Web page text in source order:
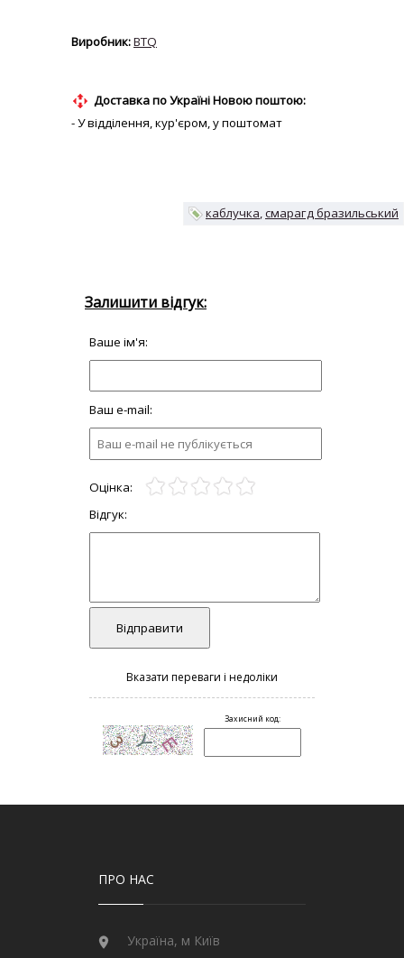
BTQ
Доставка по Україні Новою поштою:
- У відділення, кур'єром, у поштомат
каблучка смарагд бразильський
ПРО НАС
Україна, м Київ